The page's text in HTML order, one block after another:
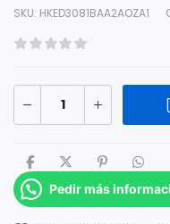
SKU: HKED3081BAA2AOZA1
Pedir más